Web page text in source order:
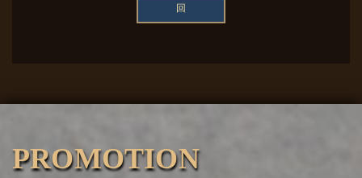
回
PROMOTION